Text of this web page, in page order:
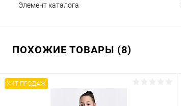
Элемент каталога
ПОХОЖИЕ ТОВАРЫ (8)
ХИТ ПРОДАЖ